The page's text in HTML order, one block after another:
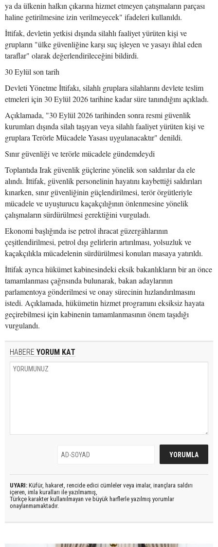
ya da ülkenin halkın çıkarına hizmet etmeyen çatışmaların parçası
haline getirilmesine izin verilmeyecek" ifadeleri kullanıldı.
İttifak, devletin yetkisi dışında silahlı faaliyet yürüten kişi ve
grupların "ülke güvenliğine karşı suç işleyen ve yasayı ihlal eden
taraflar" olarak değerlendirileceğini bildirdi.
30 Eylül son tarih
Devleti Yönetme İttifakı, silahlı gruplara silahlarını devlete teslim
etmeleri için 30 Eylül 2026 tarihine kadar süre tanındığını açıkladı.
Açıklamada, "30 Eylül 2026 tarihinden sonra resmi güvenlik
kurumları dışında silah taşıyan veya silahlı faaliyet yürüten kişi ve
gruplara Terörle Mücadele Yasası uygulanacaktır" denildi.
Sınır güvenliği ve terörle mücadele gündemdeydi
Toplantıda Irak güvenlik güçlerine yönelik son saldırılar da ele
alındı. İttifak, güvenlik personelinin hayatını kaybettiği saldırıları
kınarken, sınır güvenliğinin güçlendirilmesi, terör örgütleriyle
mücadele ve uyuşturucu kaçakçılığının önlenmesine yönelik
çalışmaların sürdürülmesi gerektiğini vurguladı.
Ekonomi başlığında ise petrol ihracat güzergâhlarının
çeşitlendirilmesi, petrol dışı gelirlerin artırılması, yolsuzluk ve
kaçakçılıkla mücadelenin sürdürülmesi konuları masaya yatırıldı.
İttifak ayrıca hükümet kabinesindeki eksik bakanlıkların bir an önce
tamamlanması çağrısında bulunarak, bakan adaylarının
parlamentoya gönderilmesi ve onay sürecinin hızlandırılmasını
istedi. Açıklamada, hükümetin hizmet programını eksiksiz hayata
geçirebilmesi için kabinenin tamamlanmasının önem taşıdığı
vurgulandı.
HABERE YORUM KAT
UYARI: Küfür, hakaret, rencide edici cümleler veya imalar, inançlara saldırı
içeren, imla kuralları ile yazılmamış,
Türkçe karakter kullanılmayan ve büyük harflerle yazılmış yorumlar
onaylanmamaktadır.